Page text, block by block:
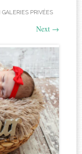
GALERIES PRIVÉES
Next →